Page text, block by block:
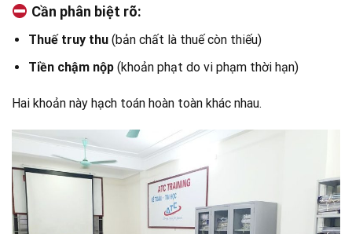
Cần phân biệt rõ:
Thuế truy thu(bản chất là thuế còn thiếu)
Tiền chậm nộp(khoản phạt do vi phạm thời hạn)
Hai khoản này hạch toán hoàn toàn khác nhau.